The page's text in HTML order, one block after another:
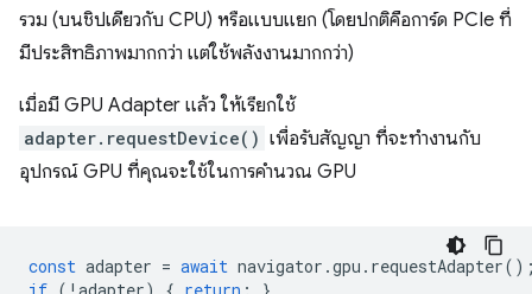
รวม (บนชิปเดียวกับ CPU) หรือแบบแยก (โดยปกติคือการ์ด PCIe ที่
มีประสิทธิภาพมากกว่า แต่ใช้พลังงานมากกว่า)
เมื่อมี GPU Adapter แล้ว ให้เรียกใช้
adapter.requestDevice() เพื่อรับสัญญา ที่จะทำงานกับ
อุปกรณ์ GPU ที่คุณจะใช้ในการคำนวณ GPU
const adapter = await navigator .gpu . requestAdapter